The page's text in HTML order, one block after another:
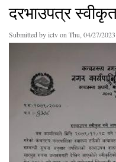
दरभाउपत्र
Submitted byictvon Thu, 04/27/